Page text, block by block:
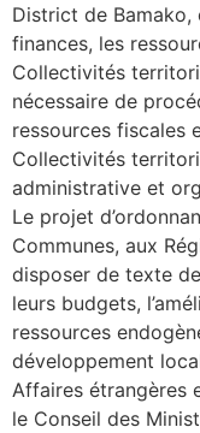
District de
finances, les
Collectivités
nécessaire de
ressources fiscales
Collectivités
administrative et
Le projet
Communes, aux
disposer de texte
leurs budgets,
ressources
développement
Affaires étrangères
le Conseil des